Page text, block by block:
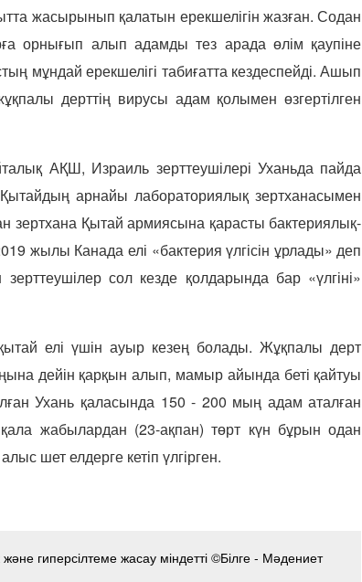
жасырынып қалатын ерекшелігін жазған. Содан
орнығып алып адамды тез арада өлім қаупіне
мұндай ерекшелігі табиғатта кездеспейді. Ашып
дерттің вирусы адам қолымен өзгертілген
АҚШ, Израиль зерттеушілері Уханьда пайда
арнайы лабораториялық зертханасымен
зертхана Қытай армиясына қарасты бактериялық-
жылы Канада елі «бактерия үлгісін ұрлады» деп
сол кезде қолдарында бар «үлгіні»
елі үшін ауыр кезең болады. Жұқпалы дерт
дейін қарқын алып, мамыр айында беті қайтуы
Ухань қаласында 150 - 200 мың адам аталған
жабылардан (23-ақпан) төрт күн бұрын одан
шет елдерге кетіп үлгірген.
гиперсілтеме жасау міндетті ©Білге - Мәдениет